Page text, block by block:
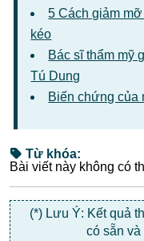
5 Cách giảm
kéo
Bác sĩ thẩm mỹ
Tú Dung
Biến chứng của
Từ khóa:
Bài viết này không có
(*) Lưu Ý: Kết quả
có sẵn